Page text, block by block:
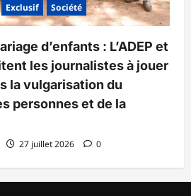
Exclusif Société
d’enfants : L’ADEP et
les journalistes à jouer
la vulgarisation du
personnes et de la
27 juillet 2026 0